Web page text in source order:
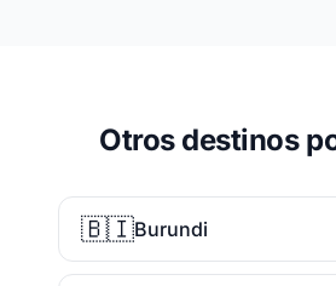
Otros destinos
🇧🇮Burundi